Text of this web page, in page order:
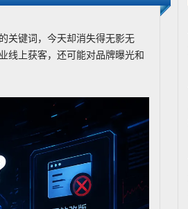
关键词，今天却消失得无影无
线上获客，还可能对品牌曝光和